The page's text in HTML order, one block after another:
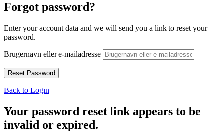
Forgot password?
Enter your account data and we will send you a link to reset your
password.
Brugernavn eller e-mailadresse
Back to Login
Your password reset link appears to be
invalid or expired.